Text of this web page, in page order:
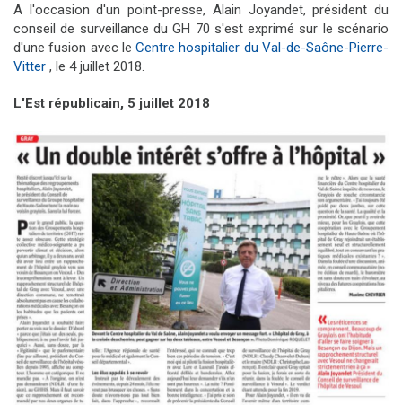
A l'occasion d'un point-presse, Alain Joyandet, président du
conseil de surveillance du GH 70 s'est exprimé sur le scénario
d'une fusion avec leCentre hospitalier du Val-de-Saône-Pierre-
Vitter , le 4 juillet 2018.
L'Est républicain, 5 juillet 2018